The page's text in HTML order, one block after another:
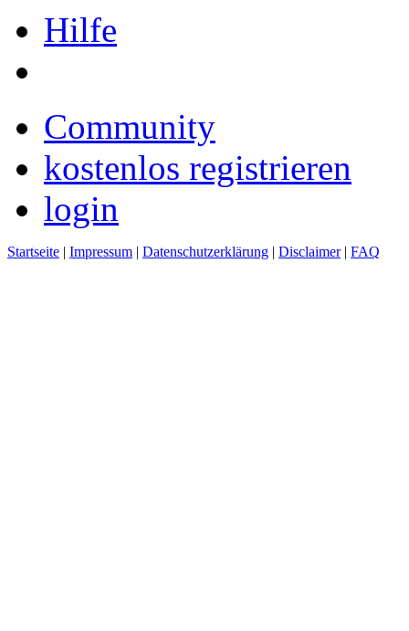
Hilfe
Community
kostenlos registrieren
login
Startseite | Impressum | Datenschutzerklärung | Disclaimer| FAQ